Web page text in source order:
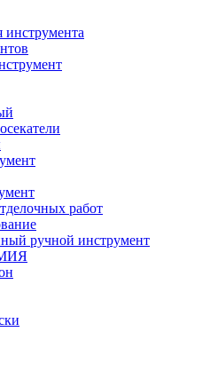
работ
ручной инструмент